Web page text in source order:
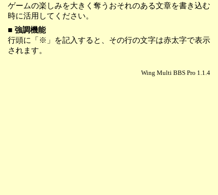
ゲームの楽しみを大きく奪うおそれのある文章を書き込む
時に活用してください。
■ 強調機能
行頭に「※」を記入すると、その行の文字は赤太字で表示
されます。
Wing Multi BBS Pro 1.1.4